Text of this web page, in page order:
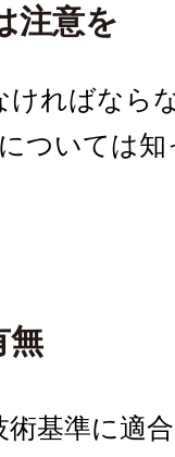
注意を
ければなら
ついては
無
基準に適